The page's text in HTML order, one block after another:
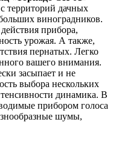
территорий дачных
виноградников.
прибора,
урожая. А также,
пернатых. Легко
вашего внимания.
засыпает и не
выбора нескольких
динамика. В
прибором голоса
шумы,